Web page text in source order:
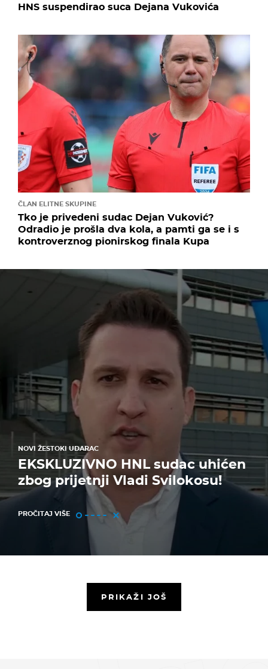
HNS suspendirao suca Dejana Vukovića
ČLAN ELITNE SKUPINE
Tko je privedeni sudac Dejan Vuković?
Odradio je prošla dva kola, a pamti ga se i s
kontroverznog pionirskog finala Kupa
NOVI ŽESTOKI UDARAC
EKSKLUZIVNO HNL sudac uhićen
zbog prijetnji Vladi Svilokosu!
PROČITAJ VIŠE
PRIKAŽI JOŠ